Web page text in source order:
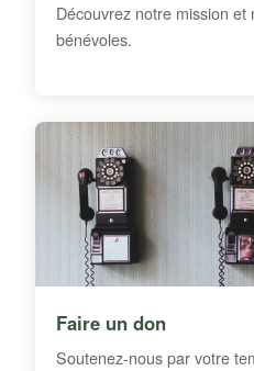
Découvrez notre mission et
bénévoles.
Faire un don
Soutenez-nous par votre